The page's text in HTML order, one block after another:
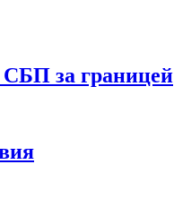
СБП за границей